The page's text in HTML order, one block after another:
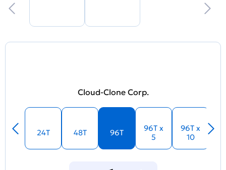
Cloud-Clone Corp.
24T 48T 96T
96T x
5
96T x
10